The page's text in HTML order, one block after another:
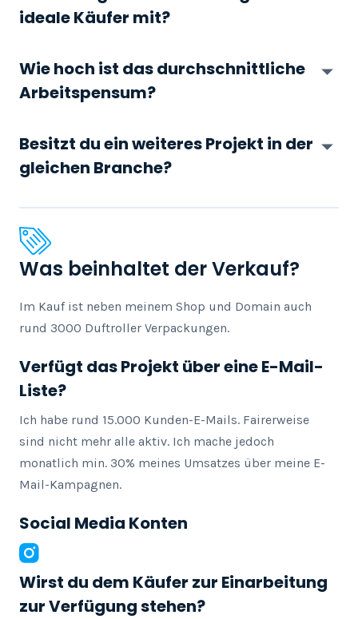
ideale Käufer mit?
Wie hoch ist das durchschnittliche
Arbeitspensum?
Besitzt du ein weiteres Projekt in der
gleichen Branche?
Social Media Konten
Was beinhaltet der Verkauf?
Im Kauf ist neben meinem Shop und Domain auch
rund 3000 Duftroller Verpackungen.
Verfügt das Projekt über eine E-Mail-
Liste?
Ich habe rund 15.000 Kunden-E-Mails. Fairerweise
sind nicht mehr alle aktiv. Ich mache jedoch
monatlich min. 30% meines Umsatzes über meine E-
Mail-Kampagnen.
Wirst du dem Käufer zur Einarbeitung
zur Verfügung stehen?